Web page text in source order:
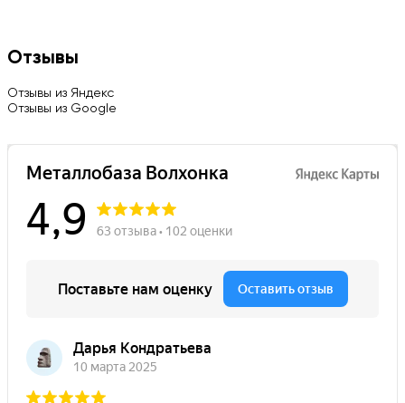
Отзывы
Отзывы из Яндекс
Отзывы из Google